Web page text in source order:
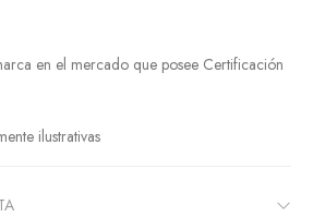
en el mercado que posee Certificación
ilustrativas